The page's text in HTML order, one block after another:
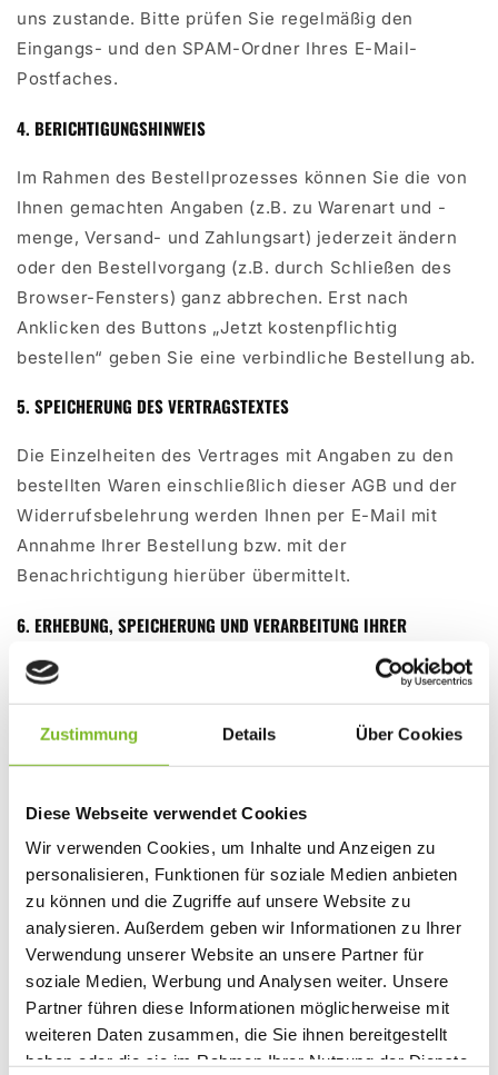
Zustimmung Details Über Cookies
Diese Webseite verwendet Cookies
Wir verwenden Cookies, um Inhalte und Anzeigen zu
personalisieren, Funktionen für soziale Medien anbieten
zu können und die Zugriffe auf unsere Website zu
analysieren. Außerdem geben wir Informationen zu Ihrer
Verwendung unserer Website an unsere Partner für
soziale Medien, Werbung und Analysen weiter. Unsere
Partner führen diese Informationen möglicherweise mit
weiteren Daten zusammen, die Sie ihnen bereitgestellt
haben oder die sie im Rahmen Ihrer Nutzung der Dienste
uns zustande. Bitte prüfen Sie regelmäßig den
Eingangs- und den SPAM-Ordner Ihres E-Mail-
Postfaches.
4. BERICHTIGUNGSHINWEIS
Im Rahmen des Bestellprozesses können Sie die von
Ihnen gemachten Angaben (z.B. zu Warenart und -
menge, Versand- und Zahlungsart) jederzeit ändern
oder den Bestellvorgang (z.B. durch Schließen des
Browser-Fensters) ganz abbrechen. Erst nach
Anklicken des Buttons „Jetzt kostenpflichtig
bestellen“ geben Sie eine verbindliche Bestellung ab.
5. SPEICHERUNG DES VERTRAGSTEXTES
Die Einzelheiten des Vertrages mit Angaben zu den
bestellten Waren einschließlich dieser AGB und der
Widerrufsbelehrung werden Ihnen per E-Mail mit
Annahme Ihrer Bestellung bzw. mit der
Benachrichtigung hierüber übermittelt.
6. ERHEBUNG, SPEICHERUNG UND VERARBEITUNG IHRER
6.1 Sie können in unserem Online-Shop
ausschließlich als Gast bestellen. Ihre Daten
speichern wir nur im Rahmen der gesetzlichen
können Sie unserer Datenschutzerklärung
entnehmen.
6.2 Zur Abwicklung Ihrer Bestellung benötigen wir
von Ihnen die folgenden Daten:
Vor- und Nachname
optional Firmenname
Liefer- und Rechnungsanschrift
E-Mail-Adresse